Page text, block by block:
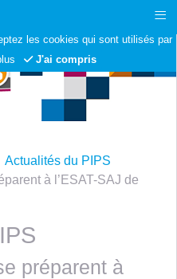
les cookies qui sont utilisés par
J'ai compris
Actualités du PIPS
à l’ESAT-SAJ de
préparent à
≡